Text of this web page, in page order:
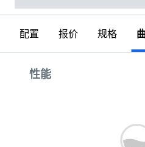
配置 报价 规格
性能